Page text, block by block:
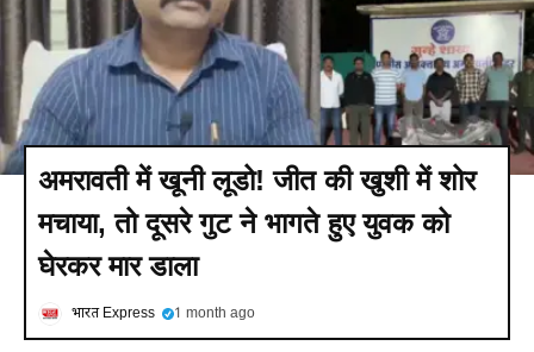
अमरावती में खूनी लूडो! जीत की खुशी में शोर
मचाया, तो दूसरे गुट ने भागते हुए युवक को
घेरकर मार डाला
भारत Express 1 month ago